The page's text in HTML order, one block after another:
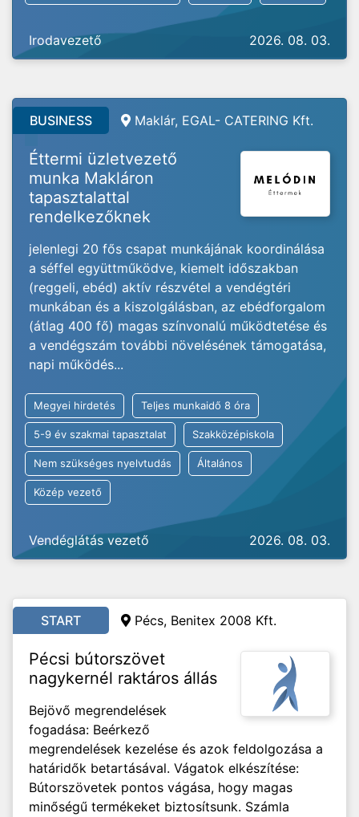
Irodavezető 2026. 08. 03.
BUSINESS Maklár, EGAL- CATERING Kft.
Éttermi üzletvezető
munka Makláron
tapasztalattal
rendelkezőknek
jelenlegi 20 fős csapat munkájának koordinálása
a séffel együttműködve, kiemelt időszakban
(reggeli, ebéd) aktív részvétel a vendégtéri
munkában és a kiszolgálásban, az ebédforgalom
(átlag 400 fő) magas színvonalú működtetése és
a vendégszám további növelésének támogatása,
napi működés...
Megyei hirdetés Teljes munkaidő 8 óra
5-9 év szakmai tapasztalat Szakközépiskola
Nem szükséges nyelvtudás Általános
Közép vezető
Vendéglátás vezető 2026. 08. 03.
START Pécs, Benitex 2008 Kft.
Pécsi bútorszövet
nagykernél raktáros állás
Bejövő megrendelések
fogadása: Beérkező
megrendelések kezelése és azok feldolgozása a
határidők betartásával. Vágatok elkészítése:
Bútorszövetek pontos vágása, hogy magas
minőségű termékeket biztosítsunk. Számla